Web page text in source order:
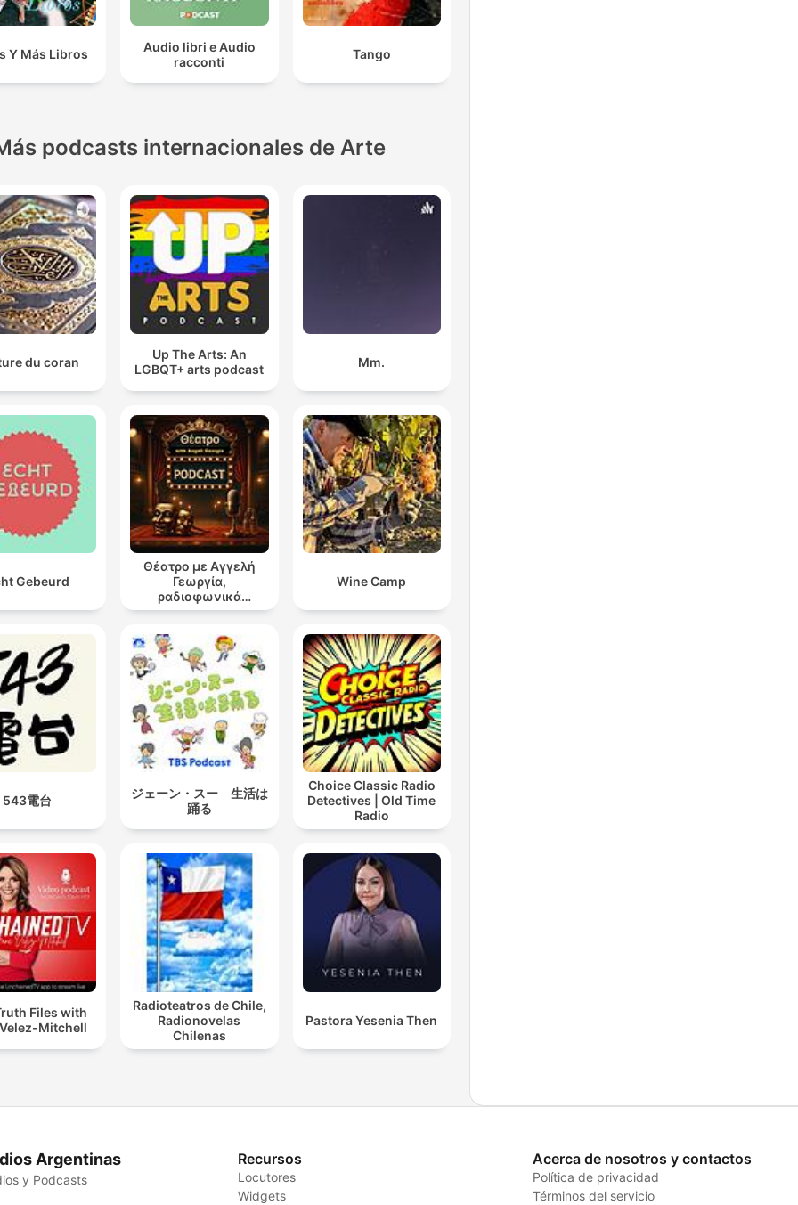
Y Más Libros
Audio libri e Audio
racconti
Tango
podcasts internacionales de Arte
du coran
Up The Arts: An
LGBQT+ arts podcast
Mm.
Gebeurd
Θέατρο με Αγγελή
Γεωργία,
ραδιοφωνικά
θεατρικά έργα
Wine Camp
543電台
ジェーン・スー 生活は
踊る
Choice Classic Radio
Detectives | Old Time
Radio
Files with
Mitchell
Radioteatros de Chile,
Radionovelas
Chilenas
Pastora Yesenia Then
Argentinas
y Podcasts
Recursos
Locutores
Widgets
Acerca de nosotros y contactos
Política de privacidad
Términos del servicio